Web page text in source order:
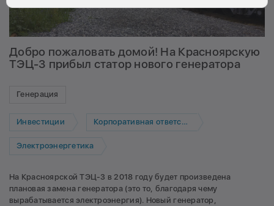
Добро пожаловать домой! На Красноярскую
ТЭЦ-3 прибыл статор нового генератора
Генерация
Инвестиции Корпоративная ответственность
Электроэнергетика
На Красноярской ТЭЦ-3 в 2018 году будет произведена
плановая замена генератора (это то, благодаря чему
вырабатывается электроэнергия). Новый генератор,